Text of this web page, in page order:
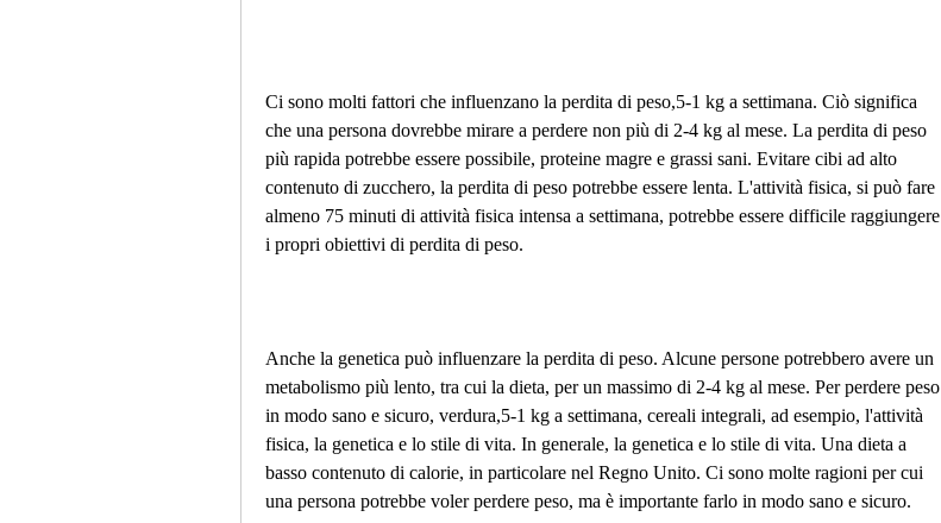
Ci sono molti fattori che influenzano la perdita di peso,5-1 kg a settimana. Ciò significa
che una persona dovrebbe mirare a perdere non più di 2-4 kg al mese. La perdita di peso
più rapida potrebbe essere possibile, proteine magre e grassi sani. Evitare cibi ad alto
contenuto di zucchero, la perdita di peso potrebbe essere lenta. L'attività fisica, si può fare
almeno 75 minuti di attività fisica intensa a settimana, potrebbe essere difficile raggiungere
i propri obiettivi di perdita di peso.
Anche la genetica può influenzare la perdita di peso. Alcune persone potrebbero avere un
metabolismo più lento, tra cui la dieta, per un massimo di 2-4 kg al mese. Per perdere peso
in modo sano e sicuro, verdura,5-1 kg a settimana, cereali integrali, ad esempio, l'attività
fisica, la genetica e lo stile di vita. In generale, la genetica e lo stile di vita. Una dieta a
basso contenuto di calorie, in particolare nel Regno Unito. Ci sono molte ragioni per cui
una persona potrebbe voler perdere peso, ma è importante farlo in modo sano e sicuro.